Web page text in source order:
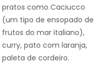
pratos como Caciucco
(um tipo de ensopado de
frutos do mar italiano),
curry, pato com laranja,
paleta de cordeiro.